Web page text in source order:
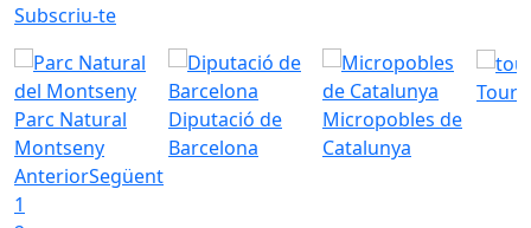
Subscriu-te
Parc Natural
Montseny
Diputació de
Barcelona
Micropobles de
Catalunya
AnteriorSegüent
1